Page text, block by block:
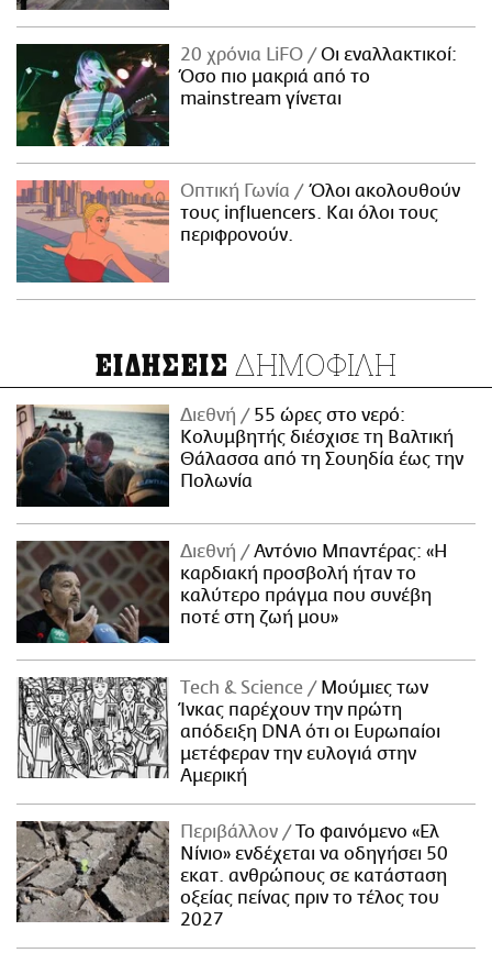
20 χρόνια LiFO
Οι εναλλακτικοί:
Όσο πιο μακριά από το
mainstream γίνεται
Οπτική Γωνία
Όλοι ακολουθούν
τους influencers. Και όλοι τους
περιφρονούν.
ΕΙΔΗΣΕΙΣ ΔΗΜΟΦΙΛΗ
Διεθνή
55 ώρες στο νερό:
Κολυμβητής διέσχισε τη Βαλτική
Θάλασσα από τη Σουηδία έως την
Πολωνία
Διεθνή
Αντόνιο Μπαντέρας: «Η
καρδιακή προσβολή ήταν το
καλύτερο πράγμα που συνέβη
ποτέ στη ζωή μου»
Τech & Science
Μούμιες των
Ίνκας παρέχουν την πρώτη
απόδειξη DNA ότι οι Ευρωπαίοι
μετέφεραν την ευλογιά στην
Αμερική
Περιβάλλον
Το φαινόμενο «Ελ
Νίνιο» ενδέχεται να οδηγήσει 50
εκατ. ανθρώπους σε κατάσταση
οξείας πείνας πριν το τέλος του
2027